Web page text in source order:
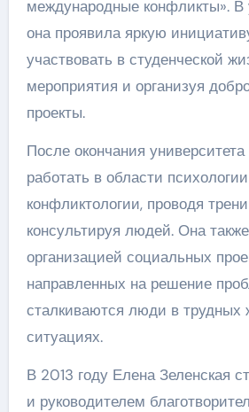
международные конфликты». В
она проявила яркую
участвовать в студенческой
мероприятия и организуя
проекты.
После окончания
работать в области
конфликтологии, проводя
консультируя людей. Она
организацией социальных
направленных на решение
сталкиваются люди в трудных
ситуациях.
В 2013 году Елена Зеленская
и руководителем